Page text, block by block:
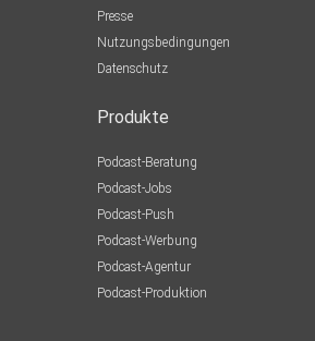
Presse
Nutzungsbedingungen
Datenschutz
Produkte
Podcast-Beratung
Podcast-Jobs
Podcast-Push
Podcast-Werbung
Podcast-Agentur
Podcast-Produktion